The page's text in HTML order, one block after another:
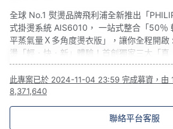
全球 No.1 熨燙品牌飛利浦全新推出「
式掛燙系統 AIS6010， 一站式整合「50％
平蒸氣量Ｘ多角度燙衣版」，讓你全程開
燙「輕．快．新」體驗！首創獨家三大「真
物「零褶痕、零水痕、零焦痕」，還能有
蟲、異味，讓你體驗前所未有的「衣美新淨
此專案已於 2024-11-04 23:59 完成募資，由
8,371,640
聯絡平台客服